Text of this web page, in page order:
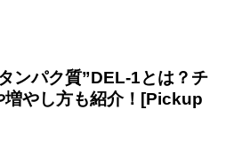
ンパク質”DEL-1とは？チ
やし方も紹介！